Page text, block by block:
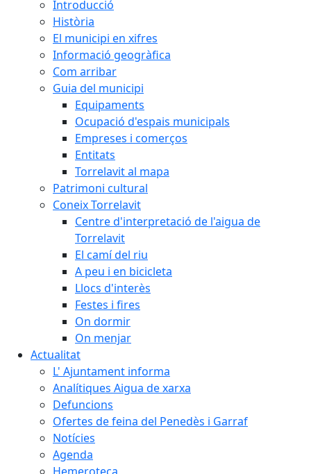
Introducció
Història
El municipi en xifres
Informació geogràfica
Com arribar
Guia del municipi
Equipaments
Ocupació d'espais municipals
Empreses i comerços
Entitats
Torrelavit al mapa
Patrimoni cultural
Coneix Torrelavit
Centre d'interpretació de l'aigua de
Torrelavit
El camí del riu
A peu i en bicicleta
Llocs d'interès
Festes i fires
On dormir
On menjar
Actualitat
L' Ajuntament informa
Analítiques Aigua de xarxa
Defuncions
Ofertes de feina del Penedès i Garraf
Notícies
Agenda